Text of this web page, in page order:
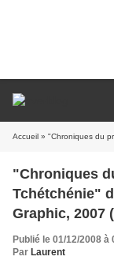
Accueil » "Chroniques du
"Chroniques
Tchétchénie"
Graphic, 2007
Publié le 01/12/2008 à
Par Laurent